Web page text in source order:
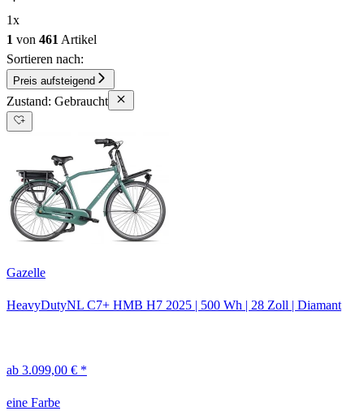
1x
1 von 461 Artikel
Sortieren nach:
Preis aufsteigend
Zustand: Gebraucht
Gazelle
HeavyDutyNL C7+ HMB H7 2025 | 500 Wh | 28 Zoll | Diamant
ab 3.099,00 € *
eine Farbe